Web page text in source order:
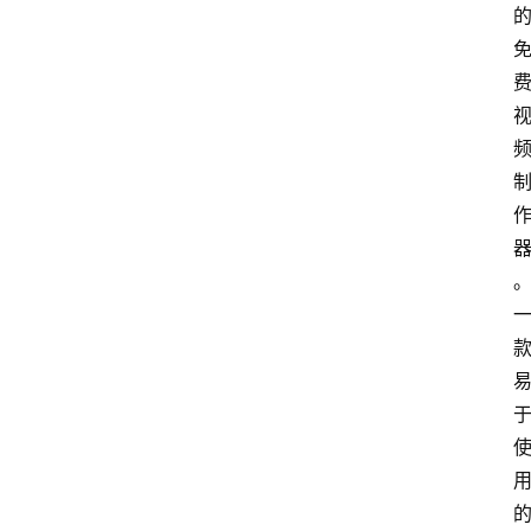
的
免
费
视
频
制
作
器
。
一
款
易
于
使
用
的